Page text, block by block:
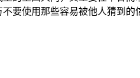
要使用那些容易被他人猜到